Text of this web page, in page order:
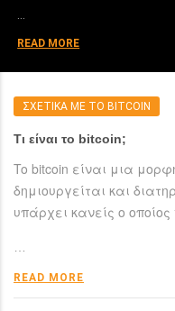
…
READ MORE
ΣΧΕΤΙΚΑ ΜΕ ΤΟ BITCOIN
Τι είναι το bitcoin;
To bitcoin είναι μια
δημιουργείται και
υπάρχει κανείς ο
READ MORE